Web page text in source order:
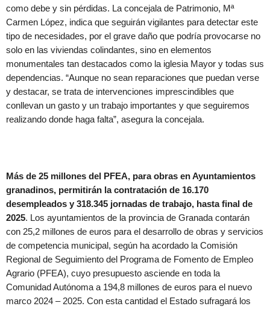
como debe y sin pérdidas. La concejala de Patrimonio, Mª
Carmen López, indica que seguirán vigilantes para detectar este
tipo de necesidades, por el grave daño que podría provocarse no
solo en las viviendas colindantes, sino en elementos
monumentales tan destacados como la iglesia Mayor y todas sus
dependencias. “Aunque no sean reparaciones que puedan verse
y destacar, se trata de intervenciones imprescindibles que
conllevan un gasto y un trabajo importantes y que seguiremos
realizando donde haga falta”, asegura la concejala.
Más de 25 millones del PFEA, para obras en Ayuntamientos
granadinos, permitirán la contratación de 16.170
desempleados y 318.345 jornadas de trabajo, hasta final de
2025. Los ayuntamientos de la provincia de Granada contarán
con 25,2 millones de euros para el desarrollo de obras y servicios
de competencia municipal, según ha acordado la Comisión
Regional de Seguimiento del Programa de Fomento de Empleo
Agrario (PFEA), cuyo presupuesto asciende en toda la
Comunidad Autónoma a 194,8 millones de euros para el nuevo
marco 2024 – 2025. Con esta cantidad el Estado sufragará los